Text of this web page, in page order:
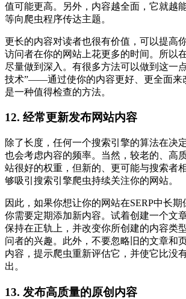
值可能更高。另外，内容越全面，它就越
等向爬虫程序传达主题。
更长的内容对读者也很有价值，可以提高
访问者在你的网站上花更多的时间。所以
尽量做到深入。有很多方法可以做到这一
技术”——通过使你的内容更好、更全面
是一种值得检查的方法。
12. 经常更新发布网站内容
除了长度，任何一个搜索引擎的算法在决
也会考虑内容的频率。当然，较老的、高
站很好的权重，但新的、更可能与搜索者
够吸引搜索引擎爬虫持续关注你的网站。
因此，如果你想让你的网站在SERP中长期
你需要定期添加新内容。试着创建一个文
保持在正轨上，并改变你所创建的内容类
问者的兴趣。此外，不要忽略旧的文章和
内容，提示爬虫重新评估它，并使它比没
出。
13. 发布高质量的原创内容